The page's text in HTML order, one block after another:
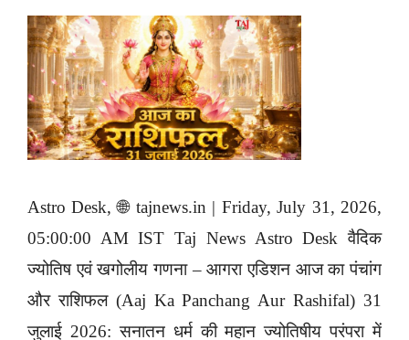
Astro Desk, 🌐 tajnews.in | Friday, July 31, 2026,
05:00:00 AM IST Taj News Astro Desk वैदिक
ज्योतिष एवं खगोलीय गणना – आगरा एडिशन आज का पंचांग
और राशिफल (Aaj Ka Panchang Aur Rashifal) 31
जुलाई 2026: सनातन धर्म की महान ज्योतिषीय परंपरा में